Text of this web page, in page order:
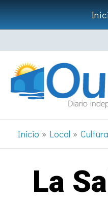
Ir
al
contenido
Inicio Local
La